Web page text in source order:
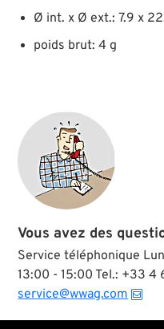
Ø int. x Ø ext.: 7.9 x
poids brut: 4 g
Vous avez des
Service téléphonique
13:00 - 15:00 Tel.: +33 4
service@wwag.com